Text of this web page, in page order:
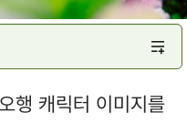
행 캐릭터 이미지를